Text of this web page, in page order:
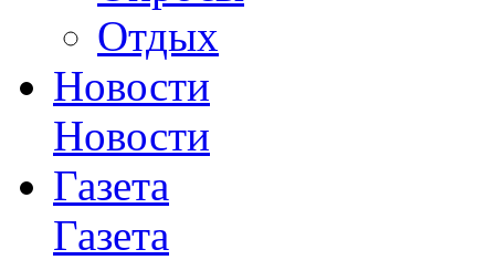
Отдых
Новости
Новости
Газета
Газета